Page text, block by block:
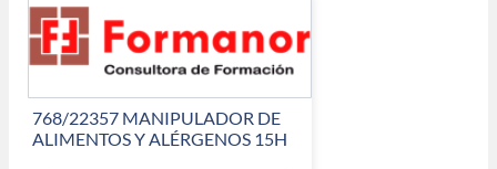
768/22357 MANIPULADOR DE
ALIMENTOS Y ALÉRGENOS 15H